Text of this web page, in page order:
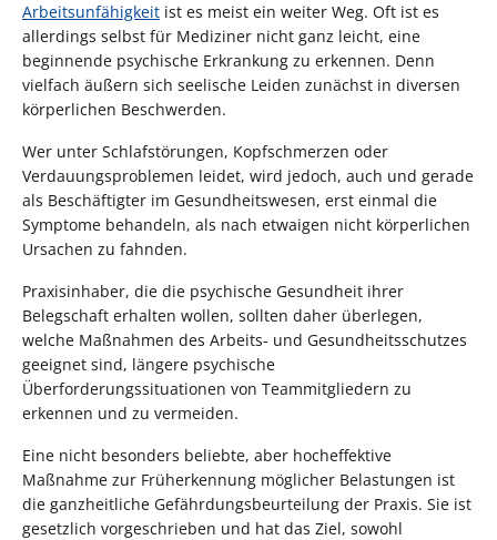
Arbeitsunfähigkeit ist es meist ein weiter Weg. Oft ist es
allerdings selbst für Mediziner nicht ganz leicht, eine
beginnende psychische Erkrankung zu erkennen. Denn
vielfach äußern sich seelische Leiden zunächst in diversen
körperlichen Beschwerden.
Wer unter Schlafstörungen, Kopfschmerzen oder
Verdauungsproblemen leidet, wird jedoch, auch und gerade
als Beschäftigter im Gesundheitswesen, erst einmal die
Symptome behandeln, als nach etwaigen nicht körperlichen
Ursachen zu fahnden.
Praxisinhaber, die die psychische Gesundheit ihrer
Belegschaft erhalten wollen, sollten daher überlegen,
welche Maßnahmen des Arbeits- und Gesundheitsschutzes
geeignet sind, längere psychische
Überforderungssituationen von Teammitgliedern zu
erkennen und zu vermeiden.
Eine nicht besonders beliebte, aber hocheffektive
Maßnahme zur Früh­erkennung möglicher Belastungen ist
die ganzheitliche Gefährdungsbeurteilung der Praxis. Sie ist
gesetzlich vorgeschrieben und hat das Ziel, sowohl